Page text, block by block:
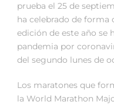
prueba el 25 de
ha celebrado de forma
edición de este año se
pandemia por
del segundo lunes de
Los maratones que
la World Marathon